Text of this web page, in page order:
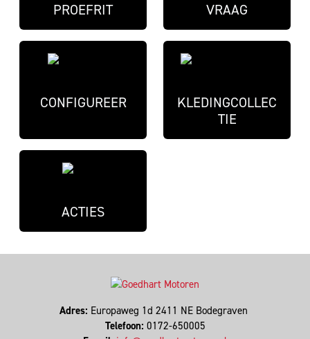
PROEFRIT VRAAG
CONFIGUREER
KLEDINGCOLLEC
TIE
ACTIES
Adres: Europaweg 1d 2411 NE Bodegraven
Telefoon: 0172-650005